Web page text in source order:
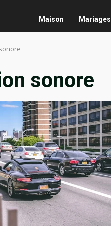
Maison Mariages
sonore